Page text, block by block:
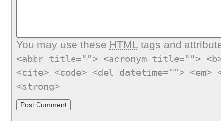
You may use these HTMLtags and
<abbr title=""> <acronym title="">
<cite> <code> <del datetime="">
<strong>